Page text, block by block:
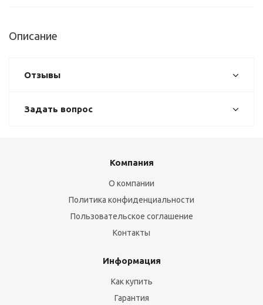
Описание
Отзывы
Задать вопрос
Компания
О компании
Политика конфиденциальности
Пользовательское соглашение
Контакты
Информация
Как купить
Гарантия